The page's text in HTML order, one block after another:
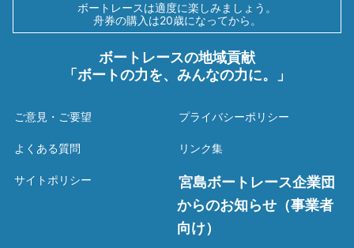
ボートレースは適度に楽しみましょう。
舟券の購入は20歳になってから。
ボートレースの地域貢献
「ボートの力を、みんなの力に。」
ご意見・ご要望
よくある質問
サイトポリシー
プライバシーポリシー
リンク集
宮島ボートレース企業団
からのお知らせ（事業者
向け）